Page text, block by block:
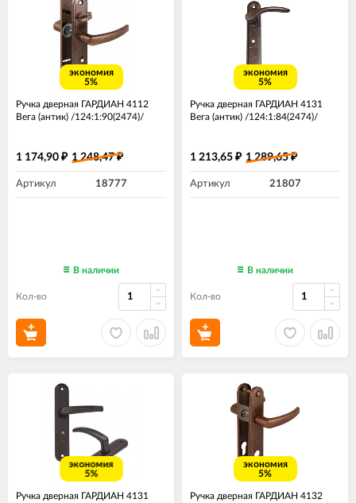
экономия
5%
Ручка дверная ГАРДИАН 4112
Вега (антик) /124:1:90(2474)/
1 174,90 ₽ 1 248,47₽
Артикул 18777
В наличии
Кол-во
экономия
5%
Ручка дверная ГАРДИАН 4131
Вега (антик) /124:1:84(2474)/
1 213,65 ₽ 1 289,65₽
Артикул 21807
В наличии
Кол-во
экономия
5%
Ручка дверная ГАРДИАН 4131
экономия
5%
Ручка дверная ГАРДИАН 4132